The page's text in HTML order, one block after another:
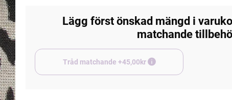
Lägg först önskad mängd i
matchande
Tråd matchande +45,00kr